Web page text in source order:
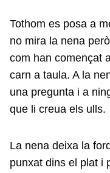
Tothom es posa a
no mira la nena
com han començat
carn a taula. A la
una pregunta i a
que li creua els ulls.
La nena deixa la
punxat dins el plat i